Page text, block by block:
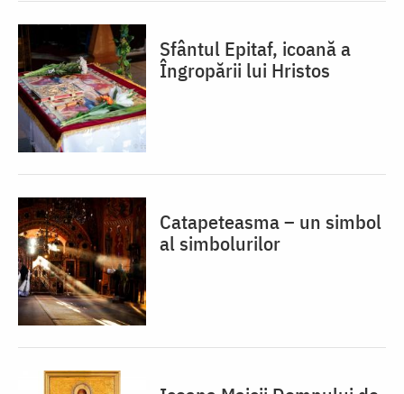
Sfântul Epitaf, icoană a
Îngropării lui Hristos
Catapeteasma – un simbol
al simbolurilor